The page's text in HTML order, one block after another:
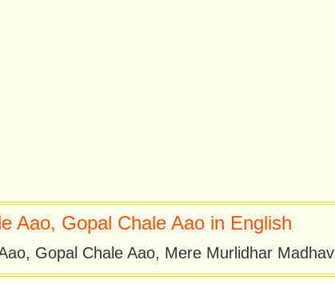
Aao, Gopal Chale Aao in English
Gopal Chale Aao, Mere Murlidhar Madhav